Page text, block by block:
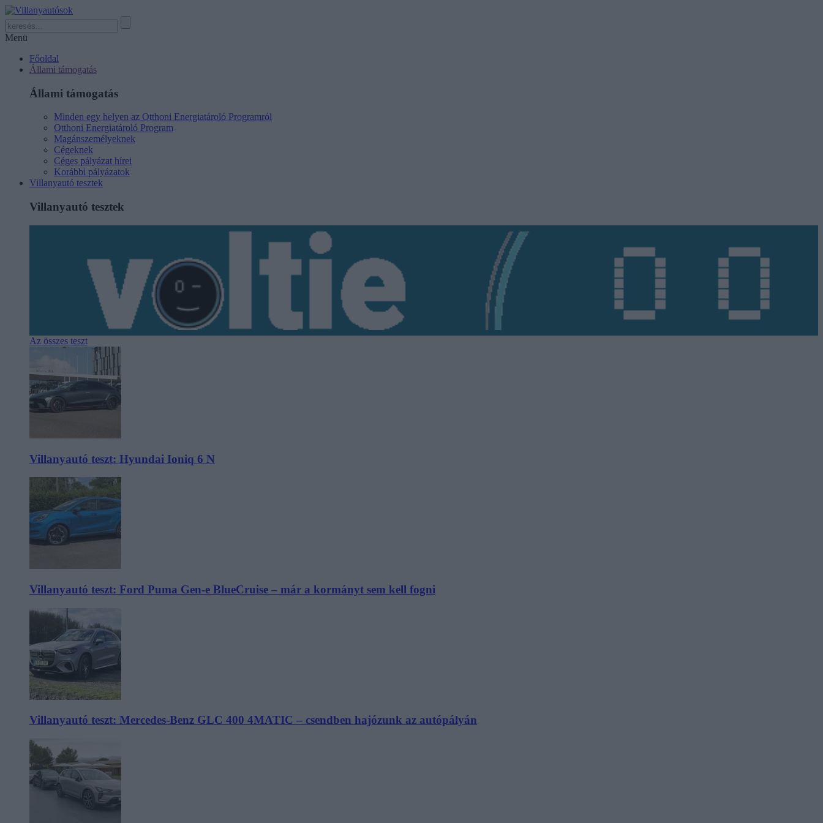
Menü
Főoldal
Állami támogatás
Állami támogatás
Minden egy helyen az Otthoni Energiatároló Programról
Otthoni Energiatároló Program
Magánszemélyeknek
Cégeknek
Céges pályázat hírei
Korábbi pályázatok
Villanyautó tesztek
Villanyautó tesztek
Az összes teszt
Villanyautó teszt: Hyundai Ioniq 6 N
Villanyautó teszt: Ford Puma Gen-e BlueCruise – már a kormányt sem kell fogni
Villanyautó teszt: Mercedes-Benz GLC 400 4MATIC – csendben hajózunk az autópályán